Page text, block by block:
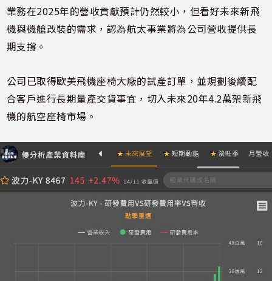
業務在2025年的營收貢獻預計仍然較小，但看好未來新飛
機與機艙改裝的需求，認為航太事業將為公司營收提供長
期支撐。
公司已取得歐美飛機座椅大廠的試產訂單，並規劃後續配
合客戶進行長期量產交貨事宜，切入未來20年4.2萬架新飛
機的航空座椅市場。